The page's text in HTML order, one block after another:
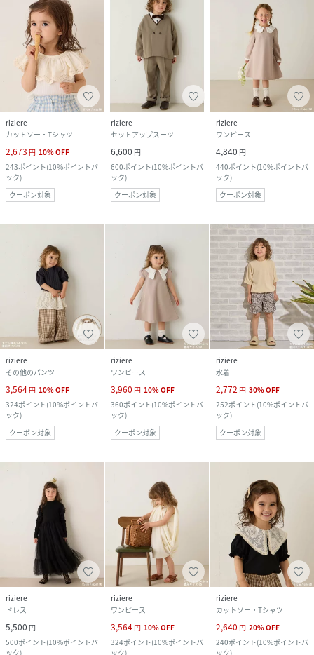
riziere
カットソー・Tシャツ
2,673 円 10%OFF
243ポイント(10%ポイントバ
ック)
クーポン対象
riziere
セットアップスーツ
6,600 円
600ポイント(10%ポイントバ
ック)
クーポン対象
riziere
ワンピース
4,840 円
440ポイント(10%ポイントバ
ック)
クーポン対象
riziere
その他のパンツ
3,564 円 10%OFF
324ポイント(10%ポイントバ
ック)
クーポン対象
riziere
ワンピース
3,960 円 10%OFF
360ポイント(10%ポイントバ
ック)
クーポン対象
riziere
水着
2,772 円 30%OFF
252ポイント(10%ポイントバ
ック)
クーポン対象
riziere
ドレス
5,500 円
500ポイント(10%ポイントバ
ック)
riziere
ワンピース
3,564 円 10%OFF
324ポイント(10%ポイントバ
ック)
riziere
カットソー・Tシャツ
2,640 円 20%OFF
240ポイント(10%ポイントバ
ック)